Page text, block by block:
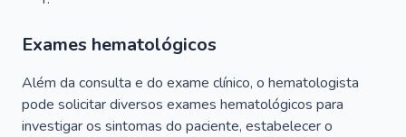
Exames hematológicos
Além da consulta e do exame clínico, o hematologista
pode solicitar diversos exames hematológicos para
investigar os sintomas do paciente, estabelecer o